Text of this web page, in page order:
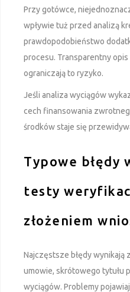
Przy gotówce,
wpływie tuż przed analizą
prawdopodobieństwo
procesu. Transparentny opis
ograniczają to ryzyko.
Jeśli analiza wyciągów
cech finansowania
środków staje się
Typowe błędy
testy
złożeniem
Najczęstsze błędy wynikają
umowie, skrótowego tytułu
wyciągów. Problemy